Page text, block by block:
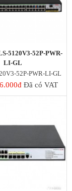
5120V3-52P-PWR-
LI-GL
52P-PWR-LI-GL
Đã có VAT